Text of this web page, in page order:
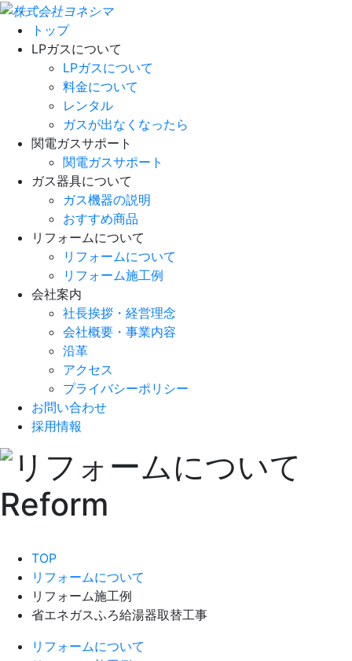
トップ
LPガスについて
LPガスについて
料金について
レンタル
ガスが出なくなったら
関電ガスサポート
関電ガスサポート
ガス器具について
ガス機器の説明
おすすめ商品
リフォームについて
リフォームについて
リフォーム施工例
会社案内
社長挨拶・経営理念
会社概要・事業内容
沿革
アクセス
プライバシーポリシー
お問い合わせ
採用情報
TOP
リフォームについて
リフォーム施工例
省エネガスふろ給湯器取替工事
リフォームについて